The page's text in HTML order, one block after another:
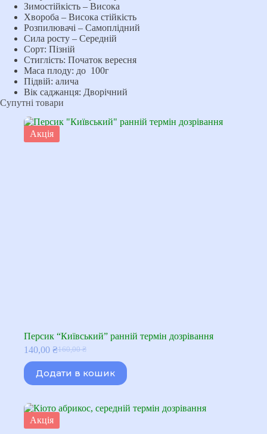
Зимостійкість – Висока
Хвороба – Висока стійкість
Розпилювачі – Самоплідний
Сила росту – Середній
Сорт: Пізній
Стиглість: Початок вересня
Маса плоду: до 100г
Підвій: алича
Вік саджанця: Дворічний
Супутні товари
Акція
Персик “Київський” ранній термін дозрівання
160,00₴
Оригінальна
ціна:
160,00 ₴.
140,00 ₴Поточна
ціна:
140,00 ₴.
Додати в кошик
Акція